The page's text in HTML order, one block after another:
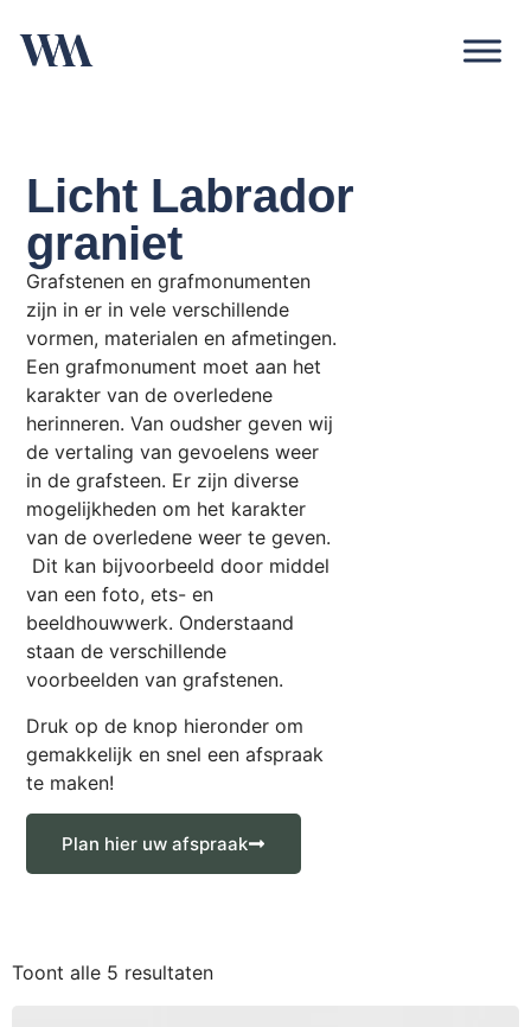
Licht Labrador
graniet
Grafstenen en grafmonumenten
zijn in er in vele verschillende
vormen, materialen en afmetingen.
Een grafmonument moet aan het
karakter van de overledene
herinneren. Van oudsher geven wij
de vertaling van gevoelens weer
in de grafsteen. Er zijn diverse
mogelijkheden om het karakter
van de overledene weer te geven.
Dit kan bijvoorbeeld door middel
van een foto, ets- en
beeldhouwwerk. Onderstaand
staan de verschillende
voorbeelden van grafstenen.
Druk op de knop hieronder om
gemakkelijk en snel een afspraak
te maken!
Plan hier uw afspraak
Toont alle 5 resultaten